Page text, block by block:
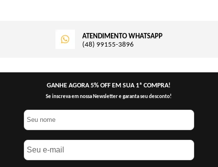
ATENDIMENTO WHATSAPP
(48) 99155-3896
GANHE AGORA 5% OFF EM SUA 1ª COMPRA!
Se inscreva em nossa Newsletter e garanta seu desconto!